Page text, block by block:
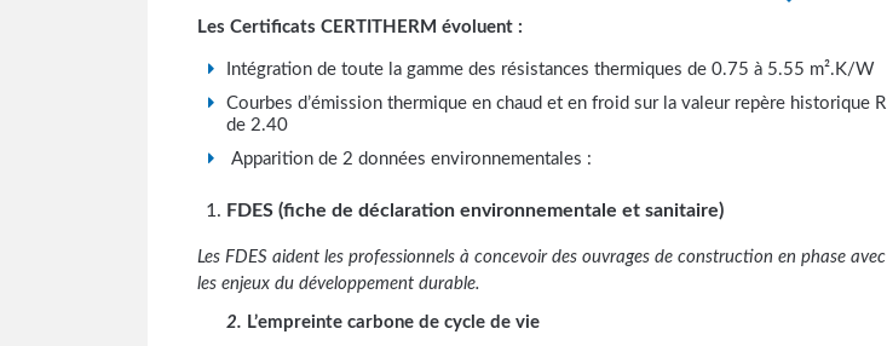
Les Certificats CERTITHERM évoluent :
Intégration de toute la gamme des résistances thermiques de 0.75 à 5.55 m².K/W
Courbes d’émission thermique en chaud et en froid sur la valeur repère historique R
de 2.40
Apparition de 2 données environnementales :
FDES (fiche de déclaration environnementale et sanitaire)
Les FDES aident les professionnels à concevoir des ouvrages de construction en phase avec
les enjeux du développement durable.
2. L’empreinte carbone de cycle de vie